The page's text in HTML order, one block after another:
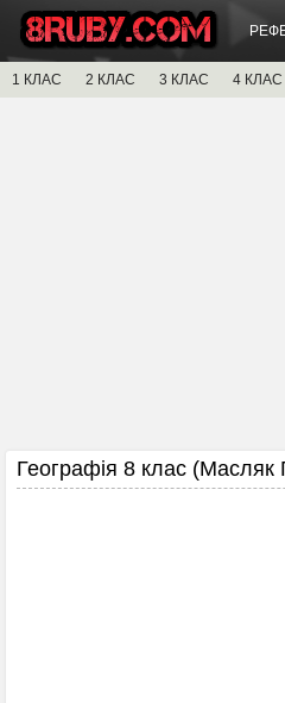
1 КЛАС 2 КЛАС 3 КЛАС 4 КЛАС
Географія 8 клас